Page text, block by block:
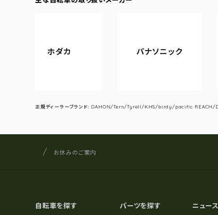
パナソニック アサ
正規ディーラーブランド: DAHON/Tern/Tyrell/KHS/birdy/pacific
サイト内の現在地
サイクルショップナカゴヤ
お休みのご案内
自転車を探す パーツを探す ニュー